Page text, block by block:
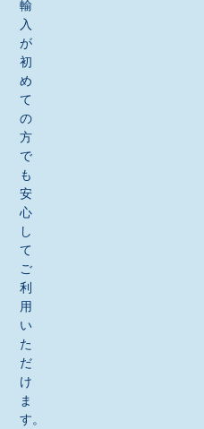
輸
入
が
初
め
て
の
方
で
も
安
心
し
て
ご
利
用
い
た
だ
け
ま
す。